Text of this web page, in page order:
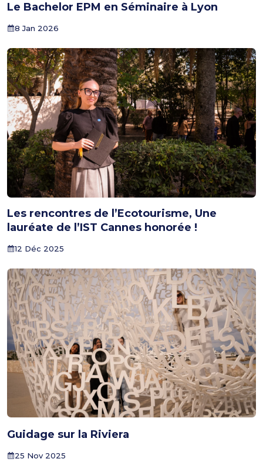
Le Bachelor EPM en Séminaire à Lyon
8 Jan 2026
Les rencontres de l’Ecotourisme, Une
lauréate de l’IST Cannes honorée !
12 Déc 2025
Guidage sur la Riviera
25 Nov 2025